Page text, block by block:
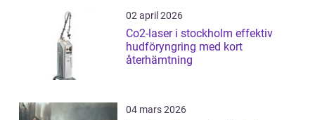
02 april 2026
Co2-laser i stockholm effektiv
hudföryngring med kort
återhämtning
04 mars 2026